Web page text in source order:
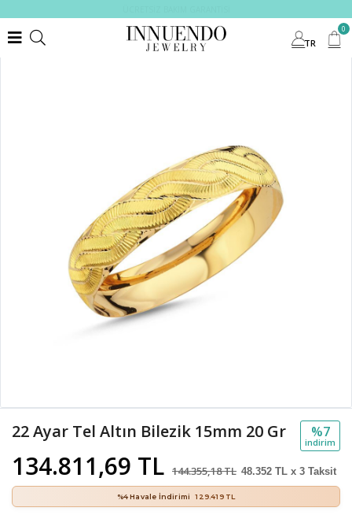
TR
0
22 Ayar Tel Altın Bilezik 15mm 20 Gr
134.811,69 TL 144.355,18 TL
%7
i̇ndi̇ri̇m
48.352 TL x 3 Taksit
%4 Havale İndirimi 129.419 TL